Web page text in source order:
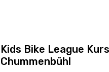
Kids Bike League
Chummenbühl